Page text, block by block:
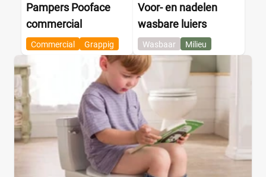
Pampers Pooface
commercial
Commercial Grappig
Voor- en nadelen
wasbare luiers
Wasbaar Milieu